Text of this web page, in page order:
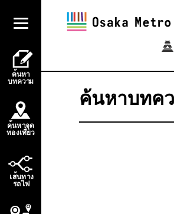
ค้นหา
บทความ
ค้นหาจุด
ท่องเท
ี่ยว
เส้นทาง
รถไฟ
ค้นหาบทค